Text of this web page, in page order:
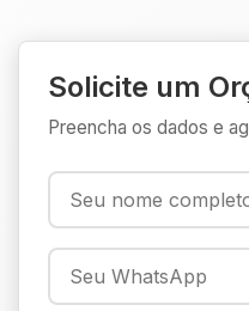
Solicite um
Preencha os dados e